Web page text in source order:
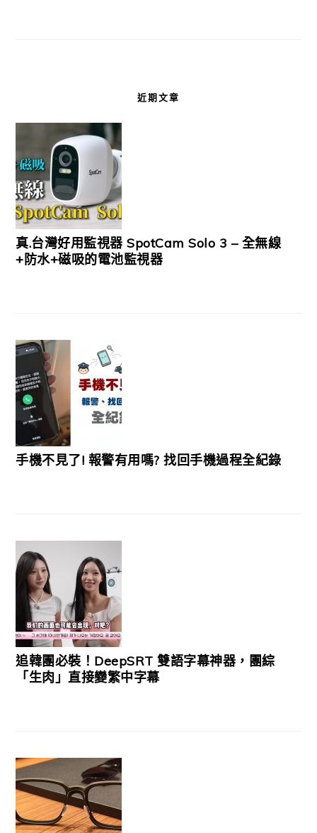
近期文章
真.台灣好用監視器 SpotCam Solo 3 – 全無線
+防水+磁吸的電池監視器
手機不見了! 報警有用嗎? 找回手機過程全紀錄
追韓團必裝！DeepSRT 雙語字幕神器，團綜
「生肉」直接變繁中字幕